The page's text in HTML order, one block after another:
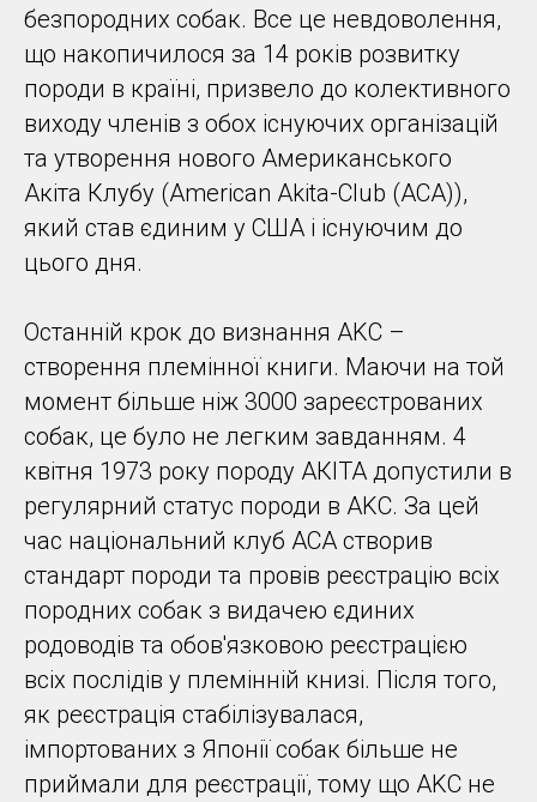
безпородних собак. Все це невдоволення,
що накопичилося за 14 років розвитку
породи в країні, призвело до колективного
виходу членів з обох існуючих організацій
та утворення нового Американського
Акіта Клубу (American Akita-Club (ACA)),
який став єдиним у США і існуючим до
цього дня.
Останній крок до визнання AKC –
створення племінної книги. Маючи на той
момент більше ніж 3000 зареєстрованих
собак, це було не легким завданням. 4
квітня 1973 року породу АКІТА допустили в
регулярний статус породи в AKC. За цей
час національний клуб ACA створив
стандарт породи та провів реєстрацію всіх
породних собак з видачею єдиних
родоводів та обов'язковою реєстрацією
всіх послідів у племінній книзі. Після того,
як реєстрація стабілізувалася,
імпортованих з Японії собак більше не
приймали для реєстрації, тому що AKC не